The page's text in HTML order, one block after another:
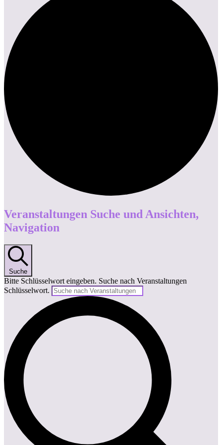
Veranstaltungen
Veranstaltungen Suche und Ansichten,
Navigation
Suche
Bitte Schlüsselwort eingeben. Suche nach Veranstaltungen
Schlüsselwort.